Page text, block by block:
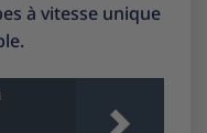
à vitesse unique